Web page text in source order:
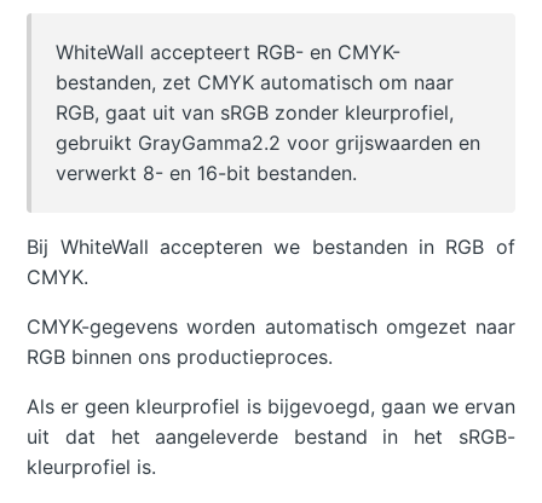
WhiteWall accepteert RGB- en CMYK-
bestanden, zet CMYK automatisch om naar
RGB, gaat uit van sRGB zonder kleurprofiel,
gebruikt GrayGamma2.2 voor grijswaarden en
verwerkt 8- en 16-bit bestanden.
Bij WhiteWall accepteren we bestanden in RGB of
CMYK.
CMYK-gegevens worden automatisch omgezet naar
RGB binnen ons productieproces.
Als er geen kleurprofiel is bijgevoegd, gaan we ervan
uit dat het aangeleverde bestand in het sRGB-
kleurprofiel is.